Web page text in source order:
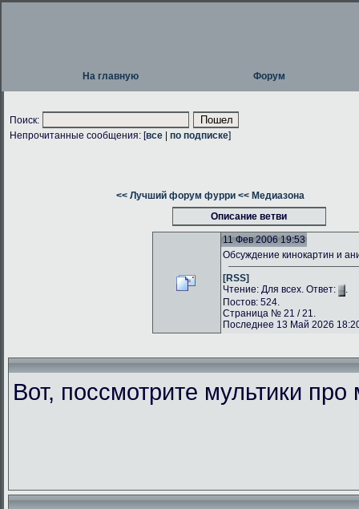
На главную Форум
Поиск:
Непрочитанные сообщения: [все по подписке]
<< Лучший форум фурри << Медиазона
Описание ветви
11 Фев 2006 19:53
Обсуждение кинокартин и
[RSS]
Чтение: Для всех. Ответ:
.
Постов: 524.
Страница № 21 / 21.
Последнее 13 Май 2026
Вот, поссмотрите мультики